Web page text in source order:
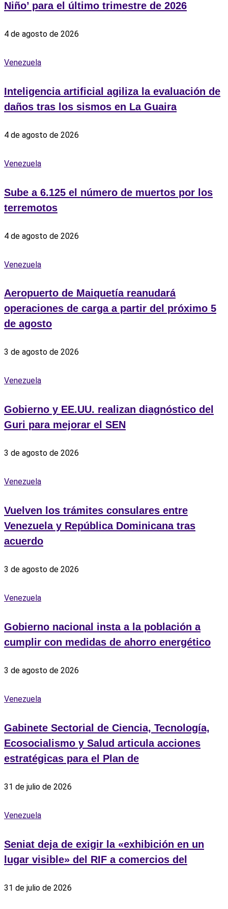
Niño’ para el último trimestre de 2026
4 de agosto de 2026
Venezuela
Inteligencia artificial agiliza la evaluación de
daños tras los sismos en La Guaira
4 de agosto de 2026
Venezuela
Sube a 6.125 el número de muertos por los
terremotos
4 de agosto de 2026
Venezuela
Aeropuerto de Maiquetía reanudará
operaciones de carga a partir del próximo 5
de agosto
3 de agosto de 2026
Venezuela
Gobierno y EE.UU. realizan diagnóstico del
Guri para mejorar el SEN
3 de agosto de 2026
Venezuela
Vuelven los trámites consulares entre
Venezuela y República Dominicana tras
acuerdo
3 de agosto de 2026
Venezuela
Gobierno nacional insta a la población a
cumplir con medidas de ahorro energético
3 de agosto de 2026
Venezuela
Gabinete Sectorial de Ciencia, Tecnología,
Ecosocialismo y Salud articula acciones
estratégicas para el Plan de
31 de julio de 2026
Venezuela
Seniat deja de exigir la «exhibición en un
lugar visible» del RIF a comercios del
31 de julio de 2026